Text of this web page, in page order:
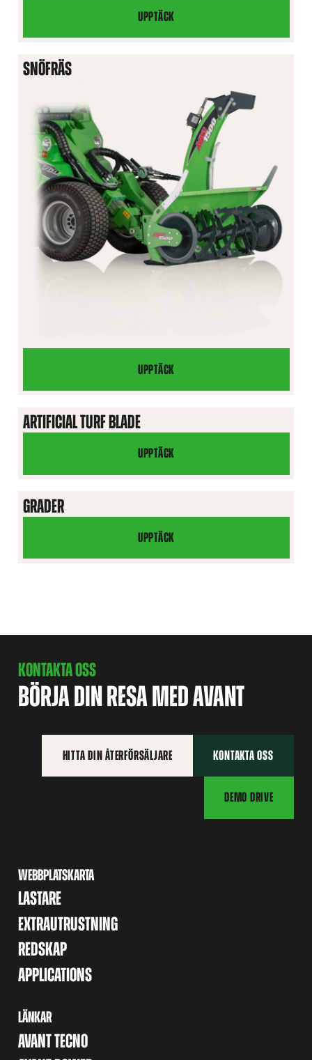
UPPTÄCK
KLAFFSKOPA
SNÖFRÄS
UPPTÄCK
SNÖFRÄS
ARTIFICIAL TURF BLADE
UPPTÄCK
ARTIFICIAL
TURF
GRADER
UPPTÄCK
GRADER
KONTAKTA OSS
BÖRJA DIN RESA MED AVANT
HITTA DIN ÅTERFÖRSÄLJARE KONTAKTA OSS
DEMO DRIVE
WEBBPLATSKARTA
LASTARE
EXTRAUTRUSTNING
REDSKAP
APPLICATIONS
LÄNKAR
AVANT TECNO